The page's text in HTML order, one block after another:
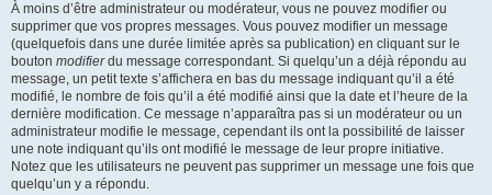
À moins d’être administrateur ou modérateur, vous ne pouvez modifier ou
supprimer que vos propres messages. Vous pouvez modifier un message
(quelquefois dans une durée limitée après sa publication) en cliquant sur le
bouton modifierdu message correspondant. Si quelqu’un a déjà répondu au
message, un petit texte s’affichera en bas du message indiquant qu’il a été
modifié, le nombre de fois qu’il a été modifié ainsi que la date et l’heure de la
dernière modification. Ce message n’apparaîtra pas si un modérateur ou un
administrateur modifie le message, cependant ils ont la possibilité de laisser
une note indiquant qu’ils ont modifié le message de leur propre initiative.
Notez que les utilisateurs ne peuvent pas supprimer un message une fois que
quelqu’un y a répondu.